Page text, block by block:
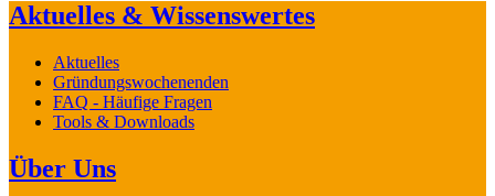
Aktuelles & Wissenswertes
Aktuelles
Gründungswochenenden
FAQ - Häufige Fragen
Tools & Downloads
Über Uns